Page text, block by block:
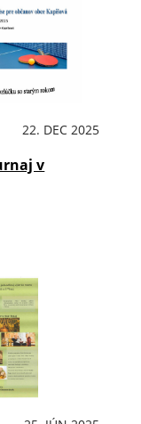
22. DEC 2025
v